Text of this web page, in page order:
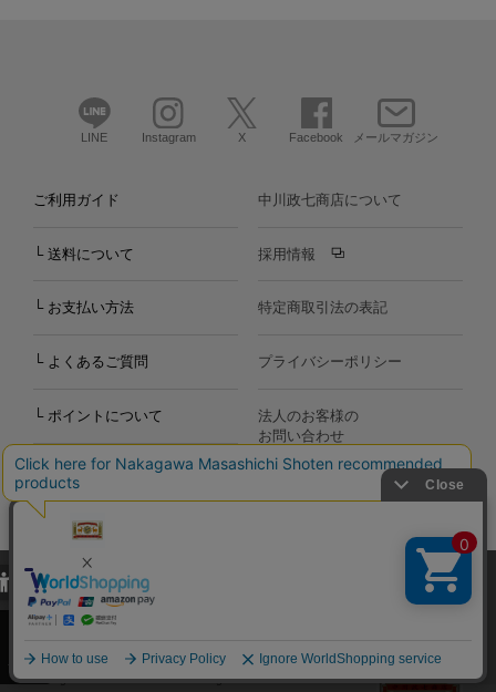
LINE Instagram X Facebook メールマガジン
ご利用ガイド
└ 送料について
└ お支払い方法
└ よくあるご質問
└ ポイントについて
個人のお客様の
お問い合わせ
中川政七商店について
採用情報
特定商取引法の表記
プライバシーポリシー
法人のお客様の
お問い合わせ
Copyright©2000
-2026
Nakagawa Masashichi Shoten All Rights Reserved.
当サイトでは、当サイト内における閲覧履歴・属性情報などの取得およ
び利便性向上のためにクッキー（Cookie）を使用いたします。詳細に
関しては「プライバシーポリシー
承諾する